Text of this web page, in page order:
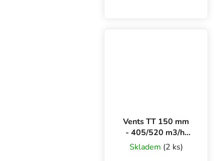
Vents TT 150 mm
- 405/520 m3/h,
dvourychlostní
axiální ventilátor
Skladem (2 ks)